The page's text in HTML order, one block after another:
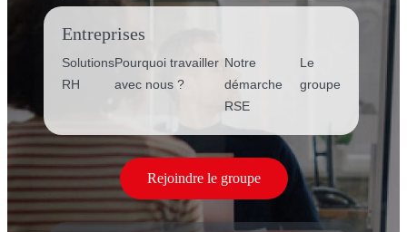
Entreprises
Solutions
RH
Pourquoi travailler
avec nous ?
Notre
démarche
RSE
Le
groupe
Rejoindre le groupe